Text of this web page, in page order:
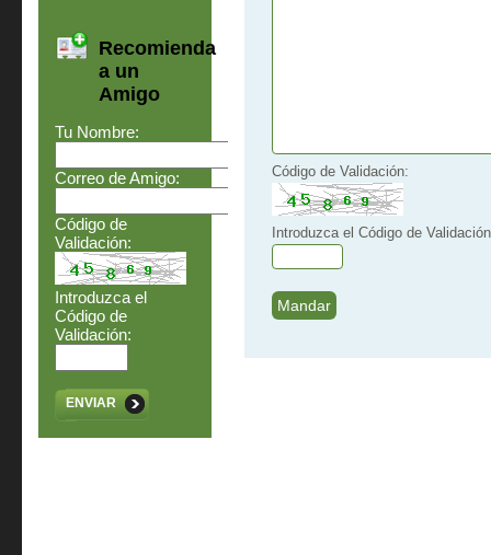
Recomienda
a un
Amigo
Tu Nombre:
Correo de Amigo:
Código de
Validación:
Introduzca el
Código de
Validación:
ENVIAR
Código de Validación:
Introduzca el Código de